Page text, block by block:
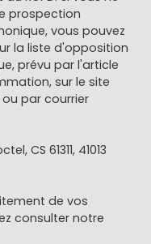
prospection
vous pouvez
la liste d'opposition
prévu par l'article
sur le site
par courrier
CS 61311, 41013
de vos
consulter notre